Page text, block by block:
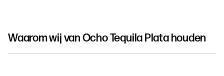
Waarom wij vanOcho Tequila Platahouden